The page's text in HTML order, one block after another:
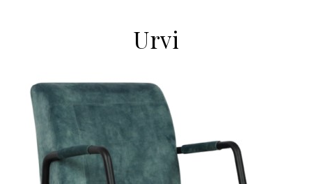
Urvi